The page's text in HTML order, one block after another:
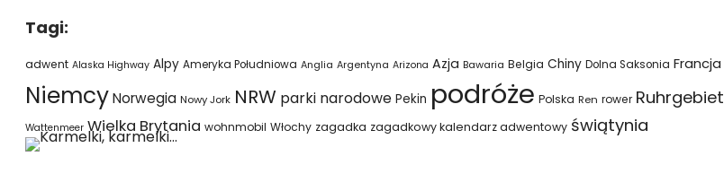
Tagi:
adwent Alaska Highway Alpy Ameryka Południowa Anglia Argentyna Arizona Azja Bawaria Belgia Chiny Dolna Saksonia Francja
NiemcyNorwegia Nowy Jork NRW parki narodowe Pekin podróże Polska Ren rower Ruhrgebiet
Wattenmeer Wielka Brytania wohnmobil Włochy zagadka zagadkowy kalendarz adwentowy świątynia